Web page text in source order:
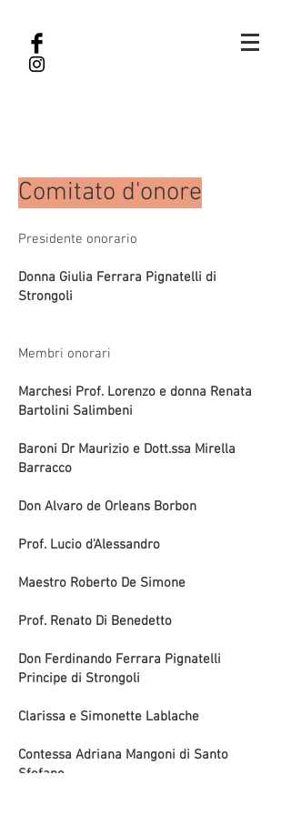
Comitato d'onore
Presidente onorario
Donna Giulia Ferrara Pignatelli di
Strongoli
Membri onorari
Marchesi Prof. Lorenzo e donna Renata
Bartolini Salimbeni
Baroni Dr Maurizio e Dott.ssa Mirella
Barracco
Don Alvaro de Orleans Borbon
Prof. Lucio d'Alessandro
Maestro Roberto De Simone
Prof. Renato Di Benedetto
Don Ferdinando Ferrara Pignatelli
Principe di Strongoli
Clarissa e Simonette Lablache
Contessa Adriana Mangoni di Santo
Sfefano